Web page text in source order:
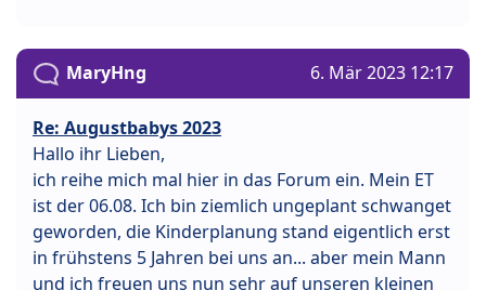
MaryHng 6. Mär 2023 12:17
Re: Augustbabys 2023
Hallo ihr Lieben,
ich reihe mich mal hier in das Forum ein. Mein ET
ist der 06.08. Ich bin ziemlich ungeplant schwanget
geworden, die Kinderplanung stand eigentlich erst
in frühstens 5 Jahren bei uns an... aber mein Mann
und ich freuen uns nun sehr auf unseren kleinen